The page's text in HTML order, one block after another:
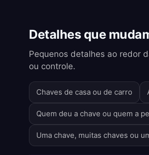
Detalhes que
Pequenos detalhes ao redor
ou controle.
Chaves de casa ou de carro
Quem deu a chave ou quem a
Uma chave, muitas chaves ou